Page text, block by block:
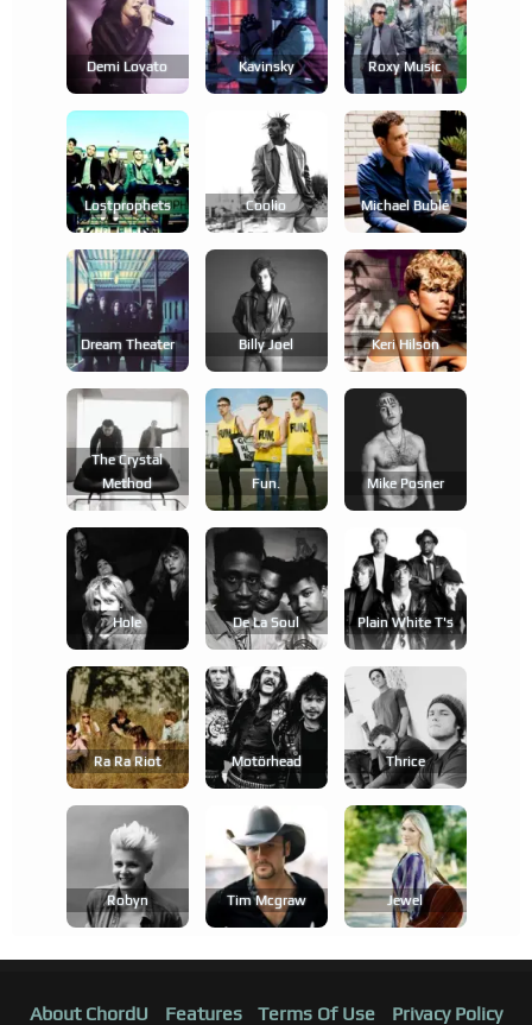
Demi Lovato Kavinsky Roxy Music
Lostprophets Coolio Michael Bublé
Dream Theater Billy Joel Keri Hilson
The Crystal
Method
Fun. Mike Posner
Hole De La Soul Plain White T's
Ra Ra Riot Motörhead Thrice
Robyn Tim Mcgraw Jewel
About ChordU Features Terms Of Use Privacy Policy